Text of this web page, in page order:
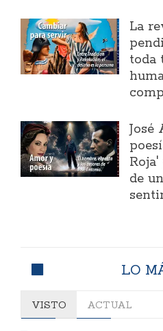
La
toda
José
de
LO
VISTO ACTUAL